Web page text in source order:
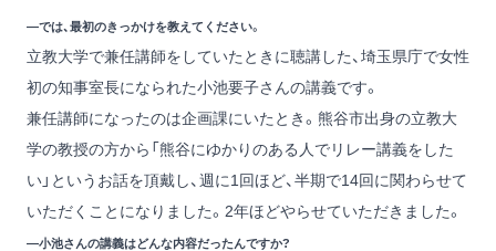
―では、最初のきっかけを教えてください。
立教大学で兼任講師をしていたときに聴講した、埼玉県庁で女性
初の知事室長になられた小池要子さんの講義です。
兼任講師になったのは企画課にいたとき。熊谷市出身の立教大
学の教授の方から「熊谷にゆかりのある人でリレー講義をした
い」というお話を頂戴し、週に1回ほど、半期で14回に関わらせて
いただくことになりました。2年ほどやらせていただきました。
―小池さんの講義はどんな内容だったんですか?